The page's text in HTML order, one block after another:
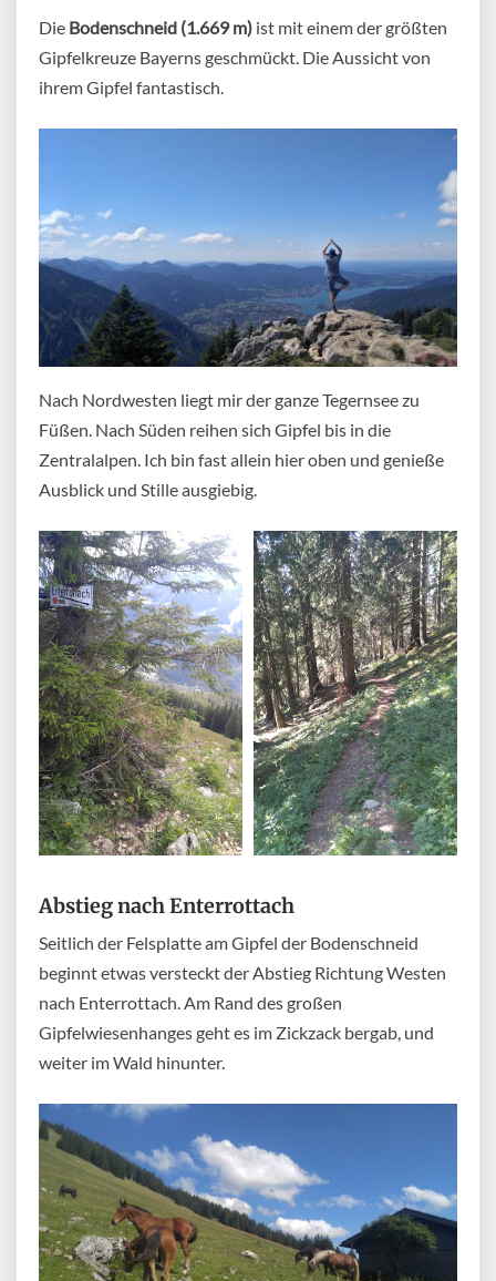
Die Bodenschneid (1.669 m) ist mit einem der größten
Gipfelkreuze Bayerns geschmückt. Die Aussicht von
ihrem Gipfel fantastisch.
Nach Nordwesten liegt mir der ganze Tegernsee zu
Füßen. Nach Süden reihen sich Gipfel bis in die
Zentralalpen. Ich bin fast allein hier oben und genieße
Ausblick und Stille ausgiebig.
Abstieg nach Enterrottach
Seitlich der Felsplatte am Gipfel der Bodenschneid
beginnt etwas versteckt der Abstieg Richtung Westen
nach Enterrottach. Am Rand des großen
Gipfelwiesenhanges geht es im Zickzack bergab, und
weiter im Wald hinunter.